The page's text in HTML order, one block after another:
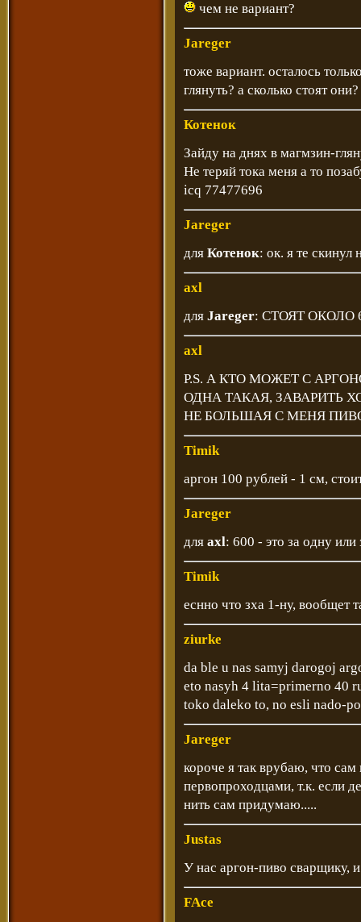
чем не вариант?
Jareger
тоже вариант. осталось
глянуть? а сколько стоят они?
Котенок
Зайду на днях в магмзин-
Не теряй тока меня а то
icq 77477696
Jareger
для Котенок: ок. я те скинул
axl
для Jareger: СТОЯТ ОКОЛО
axl
Р.S. А КТО МОЖЕТ С
ОДНА ТАКАЯ, ЗАВАРИТЬ
НЕ БОЛЬШАЯ С МЕНЯ
Timik
аргон 100 рублей - 1 см,
Jareger
для axl: 600 - это за одну или
Timik
еснно что зха 1-ну, вообщет
ziurke
da ble u nas samyj darogoj
eto nasyh 4 lita=primerno 40
toko daleko to, no esli nado-
Jareger
короче я так врубаю, что
первопроходцами, т.к. если
нить сам придумаю.....
Justas
У нас аргон-пиво сварщику,
FAce